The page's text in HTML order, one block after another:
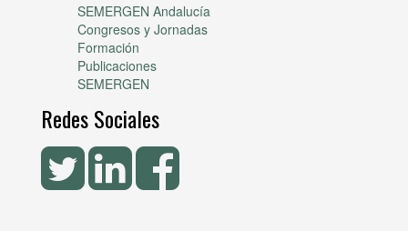
SEMERGEN Andalucía
Congresos y Jornadas
Formación
Publicaciones
SEMERGEN
Redes Sociales